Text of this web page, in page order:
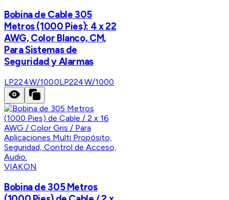
Bobina de Cable 305
Metros (1000 Pies): 4 x 22
AWG, Color Blanco, CM,
Para Sistemas de
Seguridad y Alarmas
LP224W/1000LP224W/1000
VIAKON
Bobina de 305 Metros